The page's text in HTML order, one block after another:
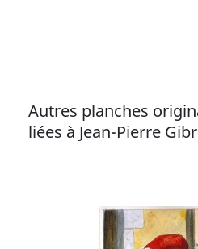
Autres planches
liées à Jean-Pierre